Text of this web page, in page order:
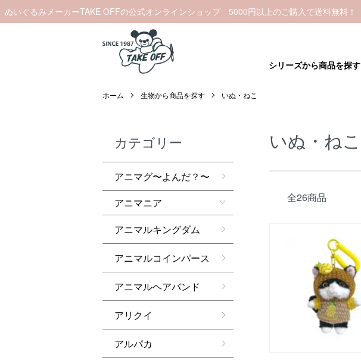
ぬいぐるみメーカーTAKE OFFの公式オンラインショップ 5000円以上のご購入で送料無料！
シリーズから商品を探す
ホーム 生物から商品を探す いぬ・ねこ
いぬ・ねこ
全26商品
カテゴリー
アニマグ〜よんだ？〜
アニマニア
アニマルキングダム
アニマルコインパース
アニマルヘアバンド
アリクイ
アルパカ